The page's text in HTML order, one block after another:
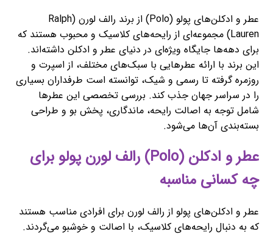
عطر و ادکلن‌های پولو (Polo) از برند رالف لورن (Ralph
Lauren) مجموعه‌ای از رایحه‌های کلاسیک و محبوب هستند که
برای دهه‌ها جایگاه ویژه‌ای در دنیای عطر و ادکلن داشته‌اند.
این برند با ارائه عطرهایی با سبک‌های مختلف، از اسپرت و
روزمره گرفته تا رسمی و شیک، توانسته است طرفداران بسیاری
را در سراسر جهان جذب کند. بررسی تخصصی این عطرها
شامل توجه به اصالت رایحه، ماندگاری، پخش بو و طراحی
بسته‌بندی آن‌ها می‌شود.
عطر و ادکلن (Polo) رالف لورن پولو برای
چه کسانی مناسبه
عطر و ادکلن‌های پولو از رالف لورن برای افرادی مناسب هستند
که به دنبال رایحه‌های کلاسیک، با اصالت و خوشبو می‌گردند.